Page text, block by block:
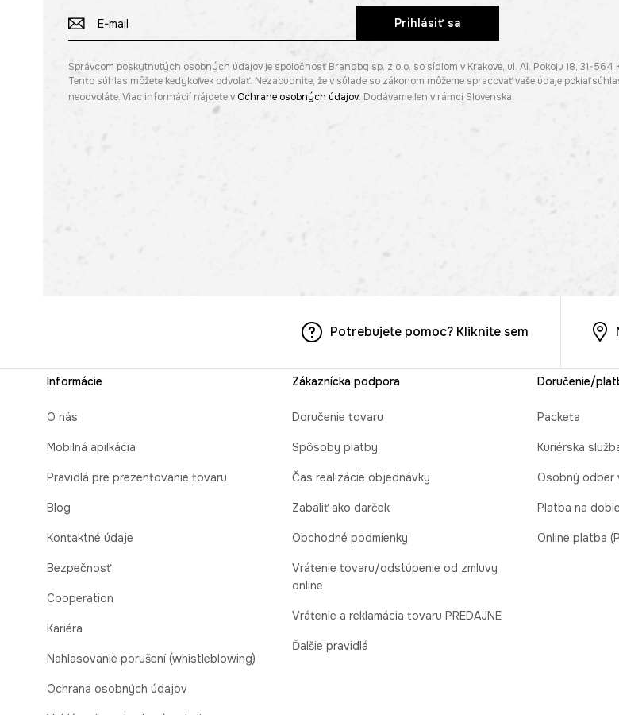
Prihlásiť sa
Správcom poskytnutých osobných údajov je spoločnosť Brandbq sp. z o.o. so sídlom v Krakove, ul. Al. Pokoju 18, 31-564
Tento súhlas môžete kedykoľvek odvolať. Nezabudnite, že v súlade so zákonom môžeme spracovať vaše údaje pokiaľ
neodvoláte. Viac informácií nájdete v Ochrane osobných údajov. Dodávame len v rámci Slovenska.
Potrebujete pomoc? Kliknite sem
Informácie
O nás
Mobilná apilkácia
Pravidlá pre prezentovanie tovaru
Blog
Kontaktné údaje
Bezpečnosť
Cooperation
Kariéra
Nahlasovanie porušení (whistleblowing)
Ochrana osobných údajov
Zákaznícka podpora
Doručenie tovaru
Spôsoby platby
Čas realizácie objednávky
Zabaliť ako darček
Obchodné podmienky
Vrátenie tovaru/odstúpenie od zmluvy
online
Vrátenie a reklamácia tovaru PREDAJNE
Ďalšie pravidlá
Doručenie/
Packeta
Kuriérska
Osobný odber
Platba na
Online platba